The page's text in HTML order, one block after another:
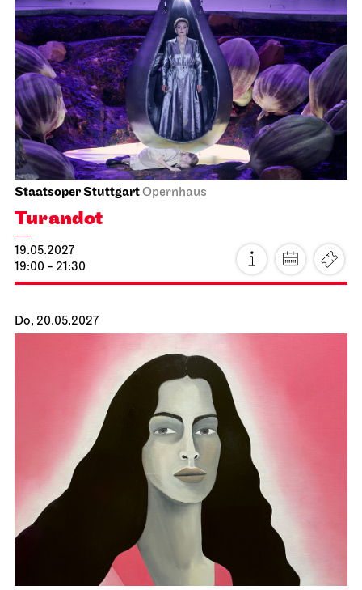
Staatsoper StuttgartOpernhaus
Sounds of Staatsorchester
25.04.2027
19:30
Mo, 26.04.2027
Staatsoper Stuttgart
Opernhaus
Zum letzten Mal in dieser Spielzeit
La Cenerentola
26.04.2027
19:00 - 22:30
Di, 27.04.2027